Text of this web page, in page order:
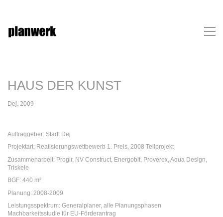
HAUS DER KUNST
Dej. 2009
Auftraggeber: Stadt Dej
Projektart: Realisierungswettbewerb 1. Preis, 2008 Teilprojekt
Zusammenarbeit: Progir, NV Construct, Energobit, Proverex, Aqua Design,
Triskele
BGF: 440 m²
Planung: 2008-2009
Leistungsspektrum: Generalplaner, alle Planungsphasen
Machbarkeitsstudie für EU-Förderantrag